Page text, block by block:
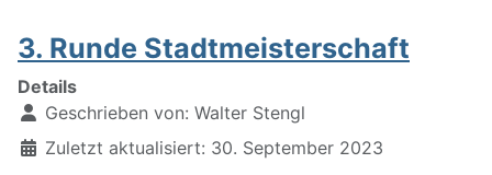
3. Runde Stadtmeisterschaft
Details
Geschrieben von: Walter Stengl
Zuletzt aktualisiert: 30. September 2023